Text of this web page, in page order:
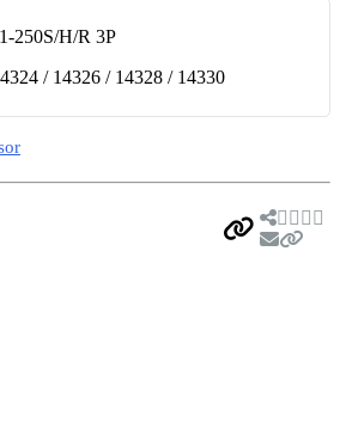
250S/H/R 3P
/ 14326 / 14328 / 14330